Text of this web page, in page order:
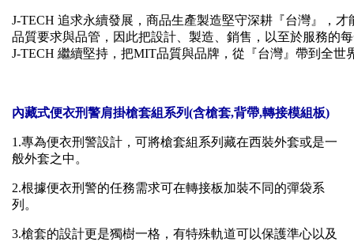
J-TECH 追求永續發展，商品生產製造堅守深耕『台灣』，
品質要求與品管，因此把設計、製造、銷售，以至於服務的
J-TECH 繼續堅持，把MIT品質與品牌，從『台灣』帶到全世
內藏式便衣刑警肩掛槍套組系列(含槍套,背帶,轉接模組板)
1.專為便衣刑警設計，可將槍套組系列藏在西裝外套或是一
般外套之中。
2.根據便衣刑警的任務需求可在轉接板加裝不同的彈袋系
列。
3.槍套的設計更是獨樹一格，有特殊軌道可以保護準心以及